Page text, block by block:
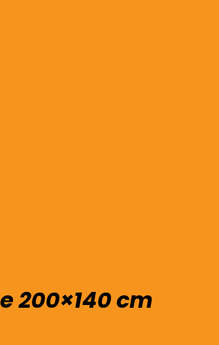
200×140 cm